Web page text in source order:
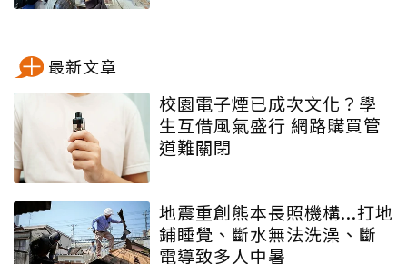
最新文章
校園電子煙已成次文化？學
生互借風氣盛行 網路購買管
道難關閉
地震重創熊本長照機構...打地
鋪睡覺、斷水無法洗澡、斷
電導致多人中暑